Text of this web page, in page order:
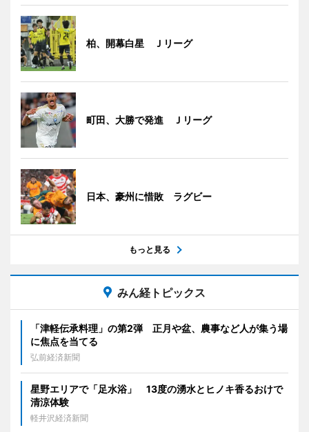
柏、開幕白星 Ｊリーグ
町田、大勝で発進 Ｊリーグ
日本、豪州に惜敗 ラグビー
もっと見る
みん経トピックス
「津軽伝承料理」の第2弾 正月や盆、農事など人が集う場
に焦点を当てる
弘前経済新聞
星野エリアで「足水浴」 13度の湧水とヒノキ香るおけで
清涼体験
軽井沢経済新聞